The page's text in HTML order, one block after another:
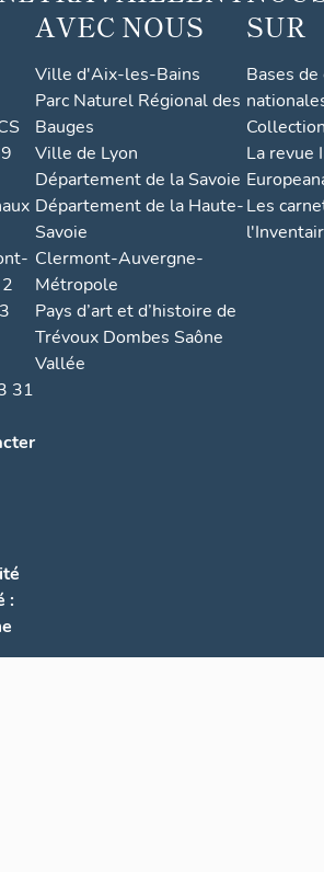
31
:
AVEC NOUS
Ville d'Aix-les-Bains
Parc Naturel Régional des
Bauges
Ville de Lyon
Département de la Savoie
Département de la Haute-
Savoie
Clermont-Auvergne-
Métropole
Pays d’art et d’histoire de
Trévoux Dombes Saône
Vallée
SUR
Bases
La revue
Les